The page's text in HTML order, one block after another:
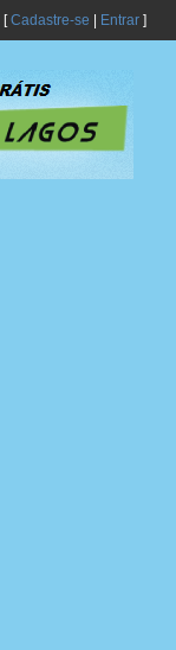
[Cadastre-se Entrar]